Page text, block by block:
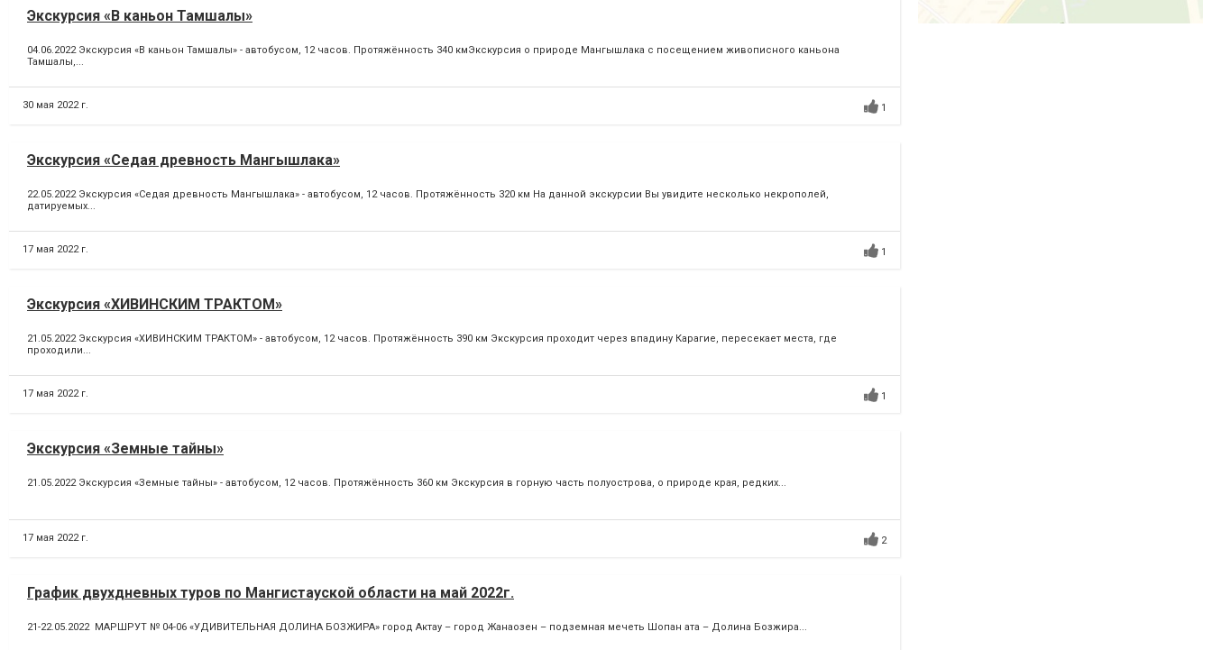
Экскурсия «В каньон Тамшалы»
04.06.2022 Экскурсия «В каньон Тамшалы» - автобусом, 12 часов. Протяжённость 340 кмЭкскурсия о природе Мангышлака с посещением живописного каньона
Тамшалы,...
30 мая 2022 г. 1
Экскурсия «Седая древность Мангышлака»
22.05.2022 Экскурсия «Седая древность Мангышлака» - автобусом, 12 часов. Протяжённость 320 км На данной экскурсии Вы увидите несколько некрополей,
датируемых...
17 мая 2022 г. 1
Экскурсия «ХИВИНСКИМ ТРАКТОМ»
21.05.2022 Экскурсия «ХИВИНСКИМ ТРАКТОМ» - автобусом, 12 часов. Протяжённость 390 км Экскурсия проходит через впадину Карагие, пересекает места, где
проходили...
17 мая 2022 г. 1
Экскурсия «Земные тайны»
21.05.2022 Экскурсия «Земные тайны» - автобусом, 12 часов. Протяжённость 360 км Экскурсия в горную часть полуострова, о природе края, редких...
17 мая 2022 г. 2
График двухдневных туров по Мангистауской области на май 2022г.
21-22.05.2022 МАРШРУТ № 04-06 «УДИВИТЕЛЬНАЯ ДОЛИНА БОЗЖИРА» город Актау – город Жанаозен – подземная мечеть Шопан ата – Долина Бозжира...